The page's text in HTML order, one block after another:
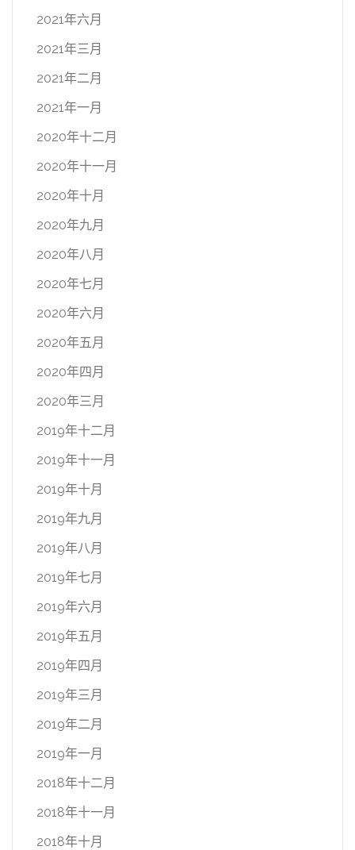
2021年六月
2021年三月
2021年二月
2021年一月
2020年十二月
2020年十一月
2020年十月
2020年九月
2020年八月
2020年七月
2020年六月
2020年五月
2020年四月
2020年三月
2019年十二月
2019年十一月
2019年十月
2019年九月
2019年八月
2019年七月
2019年六月
2019年五月
2019年四月
2019年三月
2019年二月
2019年一月
2018年十二月
2018年十一月
2018年十月